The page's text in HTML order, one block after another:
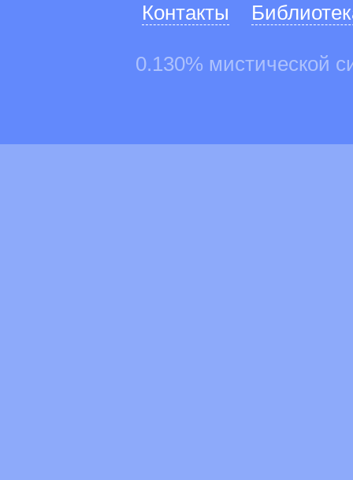
Контакты
0.130% мистической